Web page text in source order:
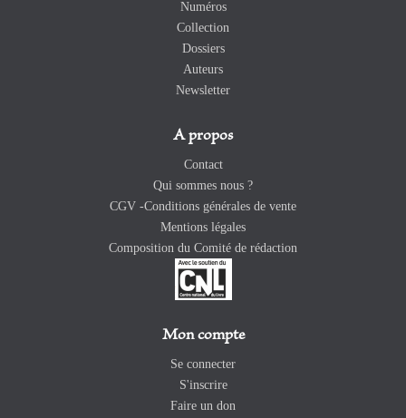
Numéros
Collection
Dossiers
Auteurs
Newsletter
A propos
Contact
Qui sommes nous ?
CGV -Conditions générales de vente
Mentions légales
Composition du Comité de rédaction
Mon compte
Se connecter
S'inscrire
Faire un don